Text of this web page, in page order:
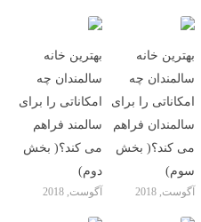
بهترین خانه
سالمندان چه
امکاناتی را برای
سالمند فراهم
می کند؟( بخش
دوم)
آگوست, 2018
بهترین خانه
سالمندان چه
امکاناتی را برای
سالمندان فراهم
می کند؟( بخش
سوم)
آگوست, 2018